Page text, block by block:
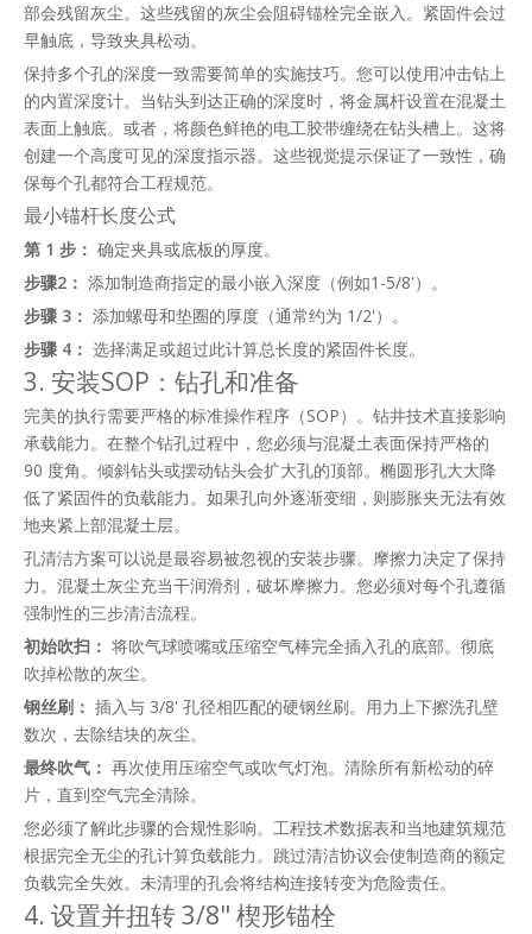
部会残留灰尘。这些残留的灰尘会阻碍锚栓完全嵌入。紧固件会过
早触底，导致夹具松动。
保持多个孔的深度一致需要简单的实施技巧。您可以使用冲击钻上
的内置深度计。当钻头到达正确的深度时，将金属杆设置在混凝土
表面上触底。或者，将颜色鲜艳的电工胶带缠绕在钻头槽上。这将
创建一个高度可见的深度指示器。这些视觉提示保证了一致性，确
保每个孔都符合工程规范。
最小锚杆长度公式
第 1 步： 确定夹具或底板的厚度。
步骤2： 添加制造商指定的最小嵌入深度（例如1-5/8'）。
步骤 3： 添加螺母和垫圈的厚度（通常约为 1/2'）。
步骤 4： 选择满足或超过此计算总长度的紧固件长度。
3. 安装SOP：钻孔和准备
完美的执行需要严格的标准操作程序（SOP）。钻井技术直接影响
承载能力。在整个钻孔过程中，您必须与混凝土表面保持严格的
90 度角。倾斜钻头或摆动钻头会扩大孔的顶部。椭圆形孔大大降
低了紧固件的负载能力。如果孔向外逐渐变细，则膨胀夹无法有效
地夹紧上部混凝土层。
孔清洁方案可以说是最容易被忽视的安装步骤。摩擦力决定了保持
力。混凝土灰尘充当干润滑剂，破坏摩擦力。您必须对每个孔遵循
强制性的三步清洁流程。
初始吹扫： 将吹气球喷嘴或压缩空气棒完全插入孔的底部。彻底
吹掉松散的灰尘。
钢丝刷： 插入与 3/8' 孔径相匹配的硬钢丝刷。用力上下擦洗孔壁
数次，去除结块的灰尘。
最终吹气： 再次使用压缩空气或吹气灯泡。清除所有新松动的碎
片，直到空气完全清除。
您必须了解此步骤的合规性影响。工程技术数据表和当地建筑规范
根据完全无尘的孔计算负载能力。跳过清洁协议会使制造商的额定
负载完全失效。未清理的孔会将结构连接转变为危险责任。
4. 设置并扭转 3/8" 楔形锚栓